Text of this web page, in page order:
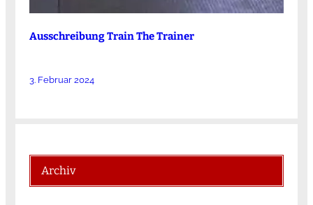
Ausschreibung Train The Trainer
3. Februar 2024
Archiv